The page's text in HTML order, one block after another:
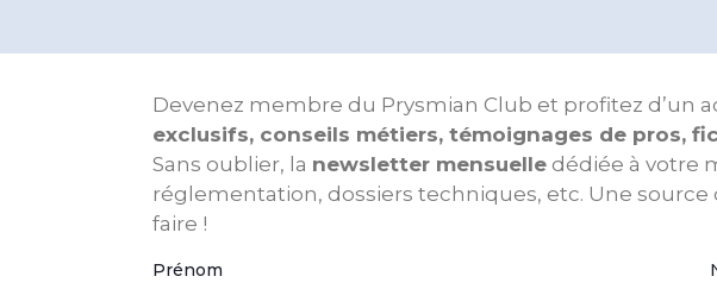
Devenez membre du Prysmian Club et profitez d’un
exclusifs, conseils métiers, témoignages de pros,
Sans oublier, la newsletter mensuelle dédiée à votre
réglementation, dossiers techniques, etc. Une
faire !
Prénom